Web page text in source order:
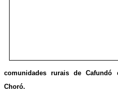
comunidades rurais deCafundó
Choró.